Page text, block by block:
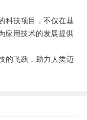
技项目，不仅在基
应用技术的发展提供
飞跃，助力人类迈